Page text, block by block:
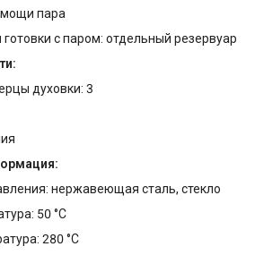
пара
с паром: отдельный резервуар
духовки: 3
нержавеющая сталь, стекло
50 °C
280 °C